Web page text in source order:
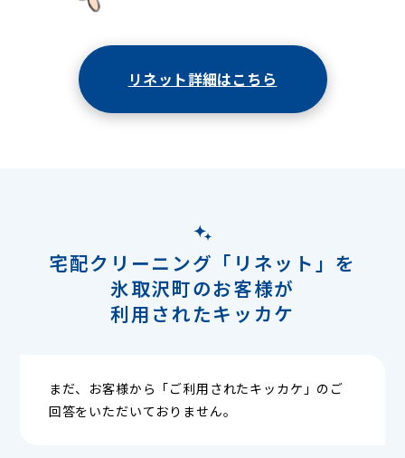
リネット詳細はこちら
宅配クリーニング「リネット」を
氷取沢町のお客様が
利用されたキッカケ
まだ、お客様から「ご利用されたキッカケ」のご
回答をいただいておりません。